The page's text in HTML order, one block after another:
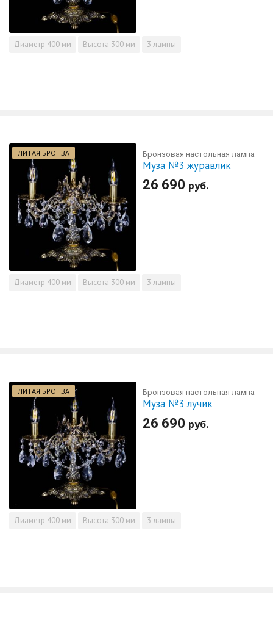
Диаметр 400 мм Высота 300 мм 3 лампы
ЛИТАЯ БРОНЗА Бронзовая настольная лампа
Муза №3 журавлик
26 690 руб.
Диаметр 400 мм Высота 300 мм 3 лампы
ЛИТАЯ БРОНЗА Бронзовая настольная лампа
Муза №3 лучик
26 690 руб.
Диаметр 400 мм Высота 300 мм 3 лампы